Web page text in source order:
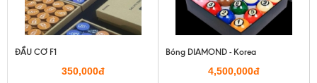
ĐẦU CƠ F1
350,000đ
Bóng DIAMOND - Korea
4,500,000đ